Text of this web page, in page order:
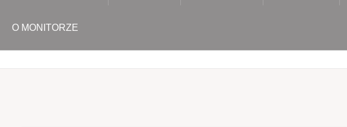
O MONITORZE